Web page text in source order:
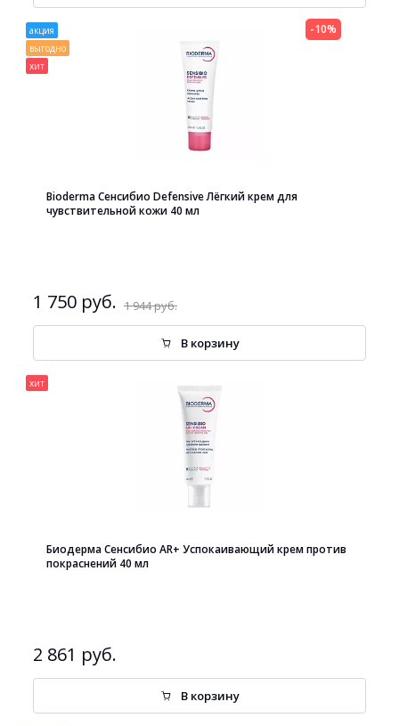
акция
выгодно
хит
Bioderma Сенсибио Defensive Лёгкий крем для
чувствительной кожи 40 мл
1 750 руб. 1 944 руб.
-10%
В корзину
хит
Биодерма Сенсибио AR+ Успокаивающий крем против
покраснений 40 мл
2 861 руб.
В корзину